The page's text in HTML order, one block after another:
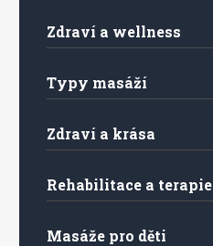
Zdraví a wellness
Typy masáží
Zdraví a krása
Rehabilitace a terapie
Masáže pro děti